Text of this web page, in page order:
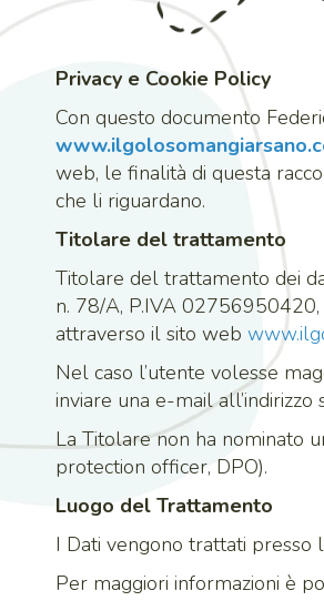
Privacy e Cookie Policy
Con questo documento
web, le finalità di questa
che li riguardano.
Titolare del trattamento
Titolare del trattamento dei
n. 78/A, P.IVA
attraverso il sito web
Nel caso l’utente volesse
inviare una e-mail all’indirizzo
La Titolare non ha nominato
protection officer, DPO).
Luogo del Trattamento
I Dati vengono trattati presso
Per maggiori informazioni è